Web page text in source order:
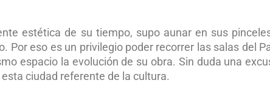
estética de su tiempo, supo aunar en sus
Por eso es un privilegio poder recorrer las salas del
espacio la evolución de su obra. Sin duda una
ciudad referente de la cultura.